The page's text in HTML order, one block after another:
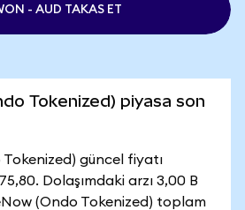
- AUD TAKAS ET
Tokenized) piyasa son
güncel fiyatı
Dolaşımdaki arzı 3,00 B
(Ondo Tokenized) toplam